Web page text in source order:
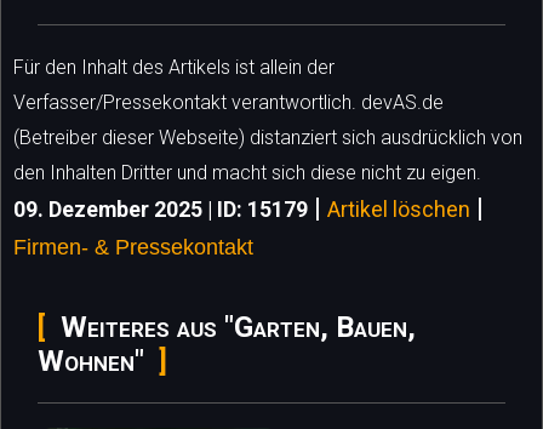
Für den Inhalt des Artikels ist allein der
Verfasser/Pressekontakt verantwortlich. devAS.de
(Betreiber dieser Webseite) distanziert sich ausdrücklich von
den Inhalten Dritter und macht sich diese nicht zu eigen.
09. Dezember 2025 | ID: 15179 Artikel löschen
Firmen- & Pressekontakt
Weiteres aus "Garten, Bauen,
Wohnen"